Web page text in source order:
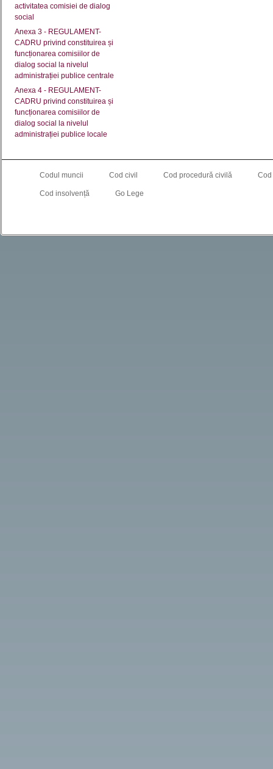
activitatea comisiei de dialog
social
Anexa 3 - REGULAMENT-
CADRU privind constituirea și
funcționarea comisiilor de
dialog social la nivelul
administrației publice centrale
Anexa 4 - REGULAMENT-
CADRU privind constituirea și
funcționarea comisiilor de
dialog social la nivelul
administrației publice locale
Codul muncii Cod civil Cod procedură civilă
Cod insolvență Go Lege